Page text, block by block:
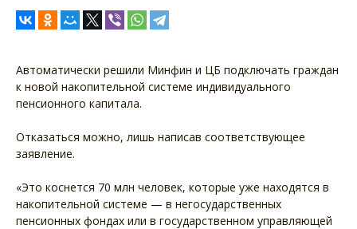
Автоматически решили Минфин и ЦБ подключать граждан
к новой накопительной системе индивидуального
пенсионного капитала.
Отказаться можно, лишь написав соответствующее
заявление.
«Это коснется 70 млн человек, которые уже находятся в
накопительной системе — в негосударственных
пенсионных фондах или в государственном управляющей